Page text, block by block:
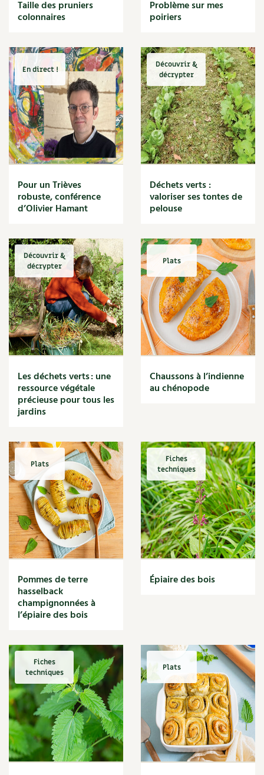
Cuisine saine
Décoration
DIY
Eau
Énergie
Enfants
Expérimentation
Fleur
Jardin bio
Légumes
Légumineuse
Maïs doux
Maison saine
Mare
Marie Chioca
Marmite
Massage
Matériaux
Maux
Méditerranéen
Menace
Mésange
Microflore
Migraine
Mode de culture
Montagne
Moutarde
Multiplication
Muret
Muscade
Musique
Narcisse
Nature
Nettoyage
Nichoir
Noisette
Noix
Nourriture
Nuisibles
Numérique
Nutriments
Observation
Œuf
Oignon
Oiseaux
Olivier
Taille des pruniers
colonnaires
Problème sur mes
poiriers
En direct !
Pour un Trièves
robuste, conférence
d’Olivier Hamant
Découvrir &
décrypter
Déchets verts :
valoriser ses tontes de
pelouse
Découvrir &
décrypter
Les déchets verts : une
ressource végétale
précieuse pour tous les
jardins
Plats
Chaussons à l’indienne
au chénopode
Plats
Pommes de terre
hasselback
champignonnées à
l’épiaire des bois
Fiches
techniques
Épiaire des bois
Fiches
techniques
Plats